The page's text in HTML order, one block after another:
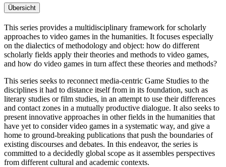
Übersicht
This series provides a multidisciplinary framework for scholarly
approaches to video games in the humanities. It focuses especially
on the dialectics of methodology and object: how do different
scholarly fields apply their theories and methods to video games,
and how do video games in turn affect these theories and methods?
This series seeks to reconnect media-centric Game Studies to the
disciplines it had to distance itself from in its foundation, such as
literary studies or film studies, in an attempt to use their differences
and contact zones in a mutually productive dialogue. It also seeks to
present innovative approaches in other fields in the humanities that
have yet to consider video games in a systematic way, and give a
home to ground-breaking publications that push the boundaries of
existing discourses and debates. In this endeavor, the series is
committed to a decidedly global scope as it assembles perspectives
from different cultural and academic contexts.